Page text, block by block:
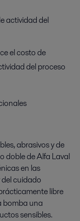
actividad del
el costo de
del proceso
abrasivos y de
doble de Alfa Laval
en las
cuidado
libre
bomba una
sensibles.